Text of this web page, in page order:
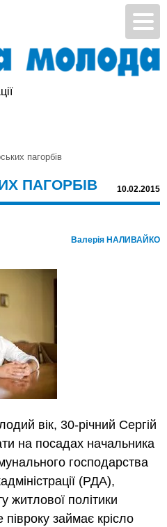
пагорбів
ПАГОРБІВ 10.02.2015
Валерія НАЛИВАЙКО
вік, 30-річний Сергій
на посадах начальника
господарства
(РДА),
житлової політики
півроку займає крісло